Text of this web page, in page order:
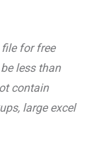
for free
less than
contain
large excel